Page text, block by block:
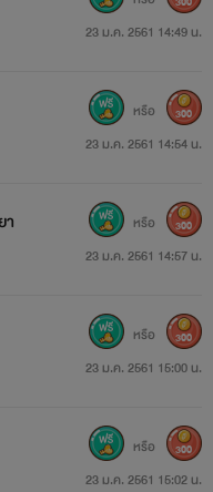
ทพวิญญาณ
พวิญญาณ
ระดับสูง
23 ม.ค. 2561 14:49 น.
23 ม.ค. 2561 14:54 น.
หรือ 300
23 ม.ค. 2561 14:57 น.
หรือ 300
23 ม.ค. 2561 15:00 น.
หรือ 300
23 ม.ค. 2561 15:02 น.
หรือ 300